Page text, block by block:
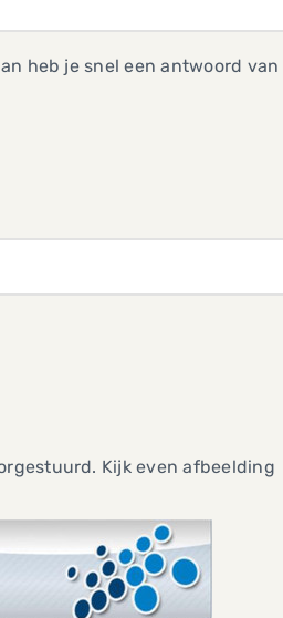
heb je snel een antwoord van
Kijk even afbeelding